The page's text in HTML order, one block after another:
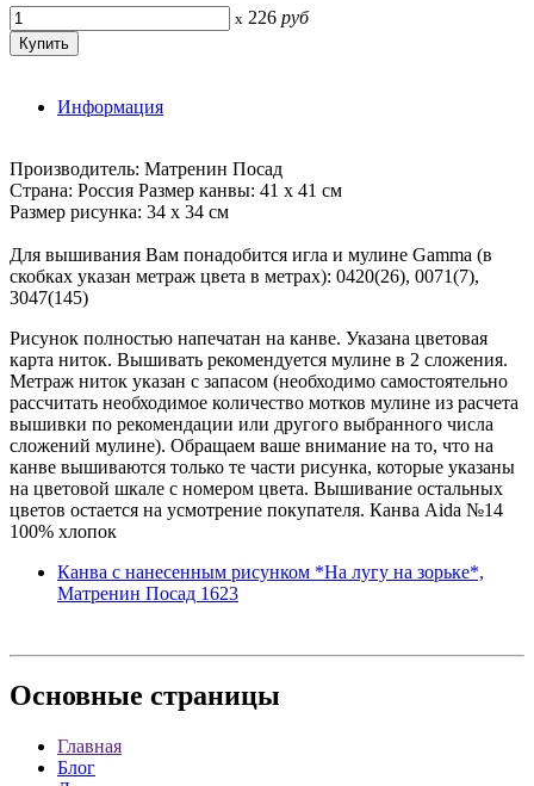
x 226 руб
Информация
Производитель: Матренин Посад
Страна: Россия Размер канвы: 41 х 41 см
Размер рисунка: 34 х 34 см
Для вышивания Вам понадобится игла и мулине Gamma (в
скобках указан метраж цвета в метрах): 0420(26), 0071(7),
3047(145)
Рисунок полностью напечатан на канве. Указана цветовая
карта ниток. Вышивать рекомендуется мулине в 2 сложения.
Метраж ниток указан с запасом (необходимо самостоятельно
рассчитать необходимое количество мотков мулине из расчета
вышивки по рекомендации или другого выбранного числа
сложений мулине). Обращаем ваше внимание на то, что на
канве вышиваются только те части рисунка, которые указаны
на цветовой шкале с номером цвета. Вышивание остальных
цветов остается на усмотрение покупателя. Канва Aida №14
100% хлопок
Канва с нанесенным рисунком *На лугу на зорьке*,
Матренин Посад 1623
Основные страницы
Главная
Блог